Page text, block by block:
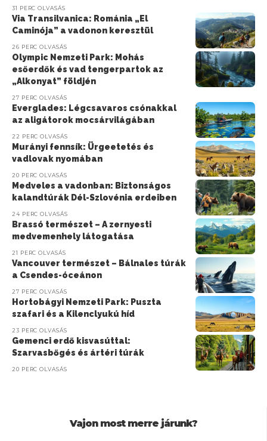
31 PERC OLVASÁS
Via Transilvanica: Románia „El
Caminója” a vadonon keresztül
26 PERC OLVASÁS
Olympic Nemzeti Park: Mohás
esőerdők és vad tengerpartok az
„Alkonyat” földjén
27 PERC OLVASÁS
Everglades: Légcsavaros csónakkal
az aligátorok mocsárvilágában
22 PERC OLVASÁS
Murányi fennsík: Ürgeetetés és
vadlovak nyomában
20 PERC OLVASÁS
Medveles a vadonban: Biztonságos
kalandtúrák Dél-Szlovénia erdeiben
24 PERC OLVASÁS
Brassó természet – A zernyesti
medvemenhely látogatása
21 PERC OLVASÁS
Vancouver természet – Bálnales túrák
a Csendes-óceánon
27 PERC OLVASÁS
Hortobágyi Nemzeti Park: Puszta
szafari és a Kilenclyukú híd
23 PERC OLVASÁS
Gemenci erdő kisvasúttal:
Szarvasbőgés és ártéri túrák
20 PERC OLVASÁS
Vajon most merre járunk?